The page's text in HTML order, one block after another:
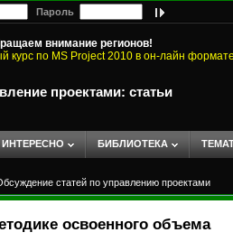
Пароль
внимание регионов!
курс по MS Project 2010 в он-лайн
проектами: статьи
БИБЛИОТЕКА
статей по управлению проектами
освоенного объема